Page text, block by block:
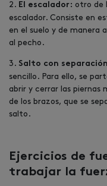
2. El escalador: otro de
escalador. Consiste en
en el suelo y de manera
al pecho.
3. Salto con
sencillo. Para ello, se
abrir y cerrar las piernas
de los brazos, que se
salto.
Ejercicios de
trabajar la